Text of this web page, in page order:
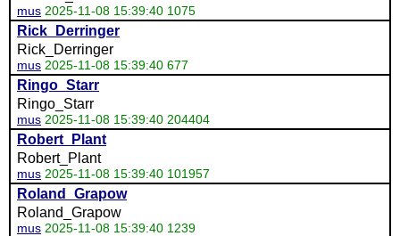
mus 2025-11-08 15:39:40 1075
Rick_Derringer
Rick_Derringer
mus 2025-11-08 15:39:40 677
Ringo_Starr
Ringo_Starr
mus 2025-11-08 15:39:40 204404
Robert_Plant
Robert_Plant
mus 2025-11-08 15:39:40 101957
Roland_Grapow
Roland_Grapow
mus 2025-11-08 15:39:40 1239